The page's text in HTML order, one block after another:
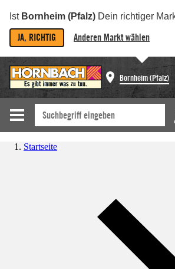
Ist Bornheim (Pfalz) Dein richtiger
JA, RICHTIG Anderen Markt wählen
Bornheim (Pfalz)
Startseite